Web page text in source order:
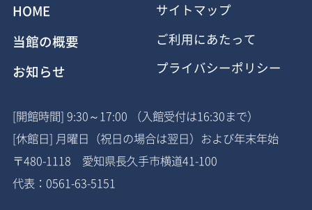
HOME
当館の概要
お知らせ
サイトマップ
ご利用にあたって
プライバシーポリシー
[開館時間] 9:30～17:00 （入館受付は16:30まで）
[休館日] 月曜日（祝日の場合は翌日）および年末年始
〒480-1118 愛知県長久手市横道41-100
代表：0561-63-5151